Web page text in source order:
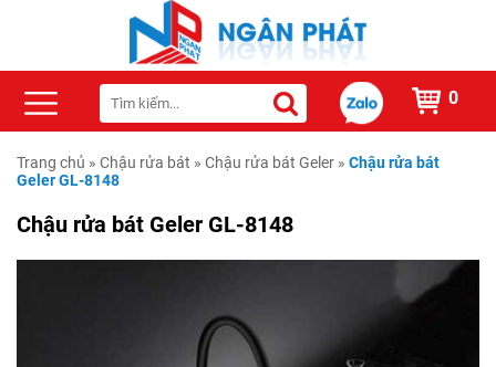
0
Trang chủ » Chậu rửa bát » Chậu rửa bát Geler » Chậu rửa bát
Geler GL-8148
Chậu rửa bát Geler GL-8148